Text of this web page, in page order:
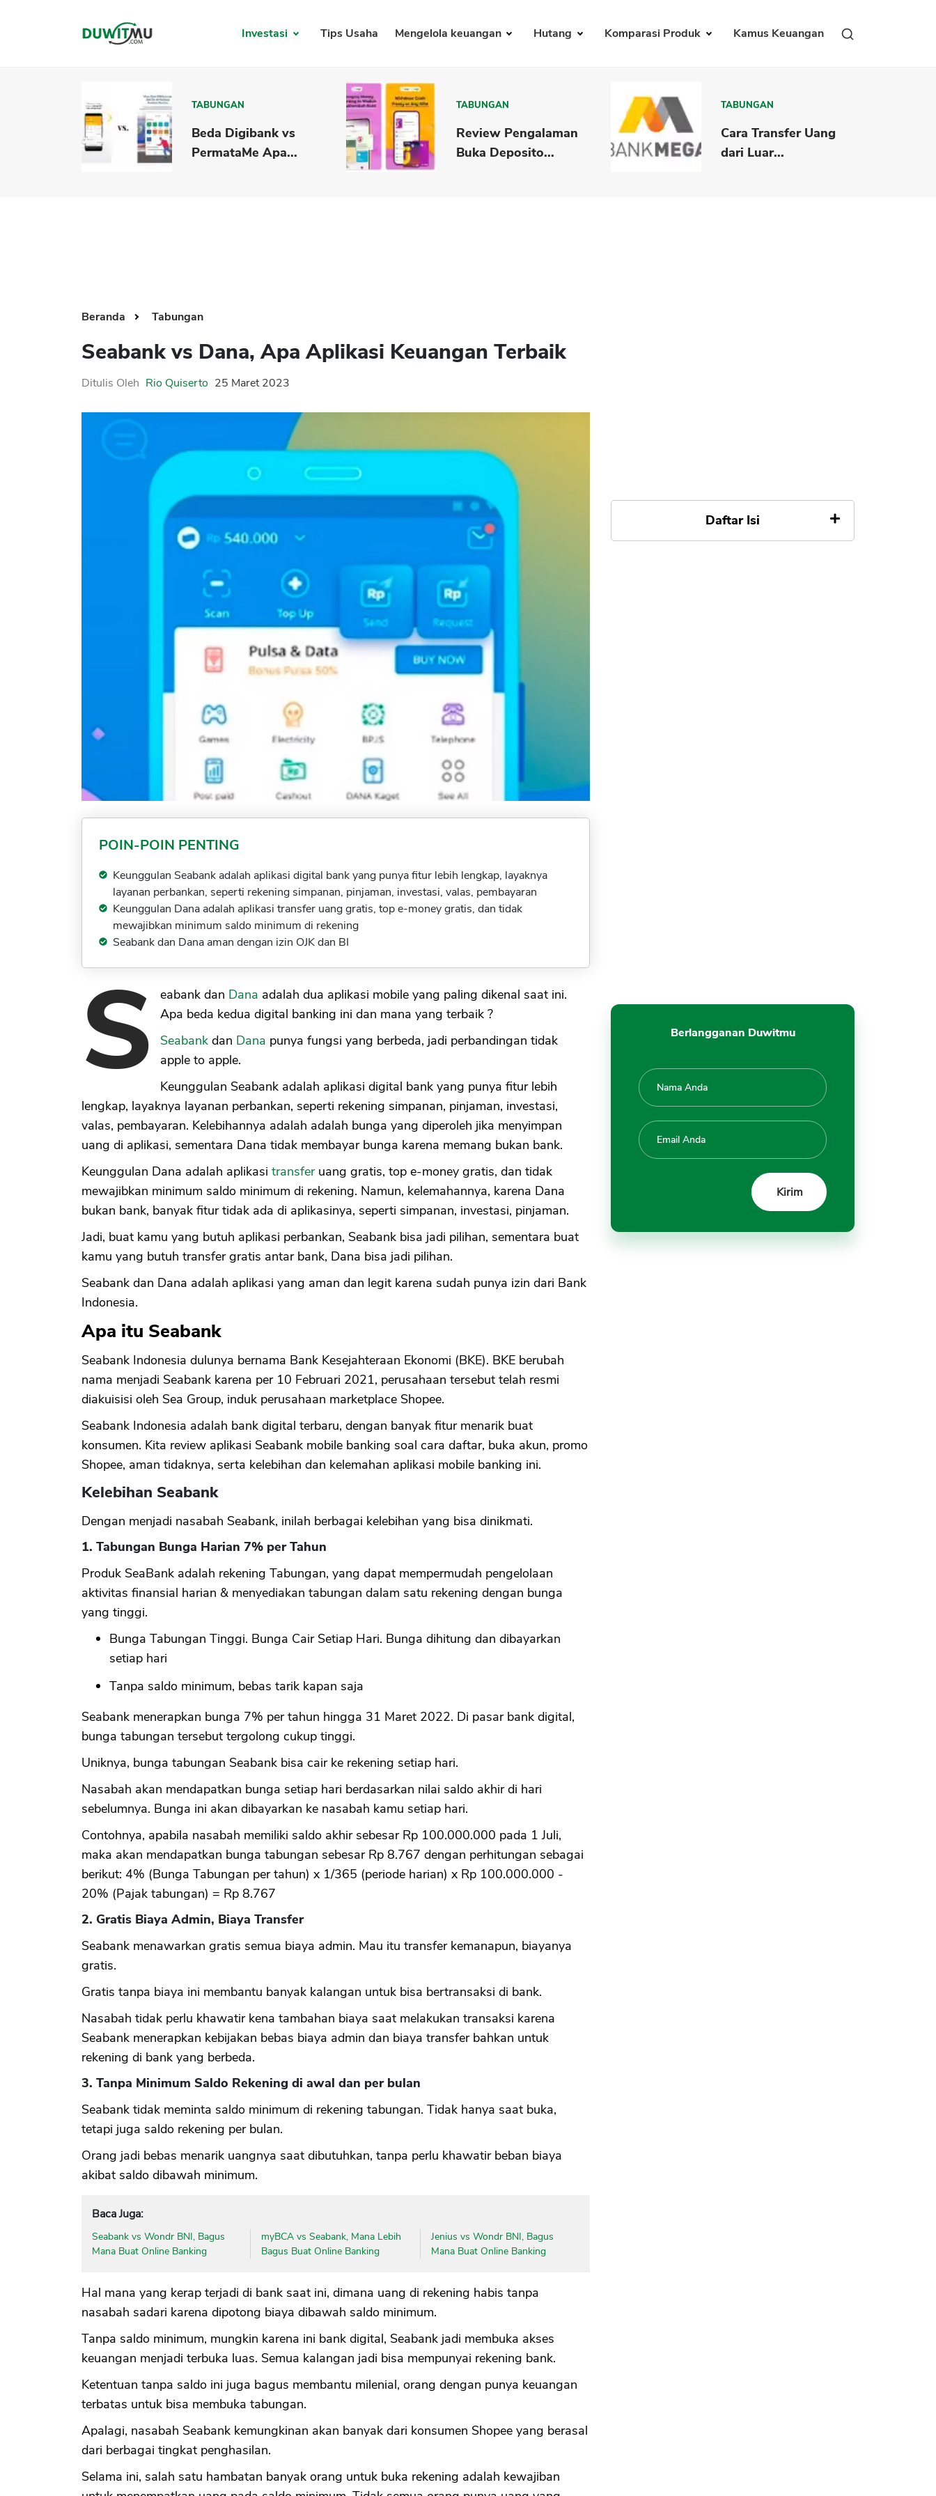
Investasi Tips Usaha Mengelola keuangan Hutang Komparasi Produk Kamus Keuangan
TABUNGAN
Beda Digibank vs
PermataMe Apa...
TABUNGAN
Review Pengalaman
Buka Deposito...
TABUNGAN
Cara Transfer Uang
dari Luar...
Beranda Tabungan
Seabank vs Dana, Apa Aplikasi Keuangan Terbaik
Ditulis Oleh Rio Quiserto 25 Maret 2023
POIN-POIN PENTING
Keunggulan Seabank adalah aplikasi digital bank yang punya fitur lebih lengkap, layaknya
layanan perbankan, seperti rekening simpanan, pinjaman, investasi, valas, pembayaran
Keunggulan Dana adalah aplikasi transfer uang gratis, top e-money gratis, dan tidak
mewajibkan minimum saldo minimum di rekening
Seabank dan Dana aman dengan izin OJK dan BI
S eabank dan Dana adalah dua aplikasi mobile yang paling dikenal saat ini.
Apa beda kedua digital banking ini dan mana yang terbaik ?
Seabank dan Dana punya fungsi yang berbeda, jadi perbandingan tidak
apple to apple.
Keunggulan Seabank adalah aplikasi digital bank yang punya fitur lebih
lengkap, layaknya layanan perbankan, seperti rekening simpanan, pinjaman, investasi,
valas, pembayaran. Kelebihannya adalah adalah bunga yang diperoleh jika menyimpan
uang di aplikasi, sementara Dana tidak membayar bunga karena memang bukan bank.
Keunggulan Dana adalah aplikasi transferuang gratis, top e-money gratis, dan tidak
mewajibkan minimum saldo minimum di rekening. Namun, kelemahannya, karena Dana
bukan bank, banyak fitur tidak ada di aplikasinya, seperti simpanan, investasi, pinjaman.
Jadi, buat kamu yang butuh aplikasi perbankan, Seabank bisa jadi pilihan, sementara buat
kamu yang butuh transfer gratis antar bank, Dana bisa jadi pilihan.
Seabank dan Dana adalah aplikasi yang aman dan legit karena sudah punya izin dari Bank
Indonesia.
Apa itu Seabank
Seabank Indonesia dulunya bernama Bank Kesejahteraan Ekonomi (BKE). BKE berubah
nama menjadi Seabank karena per 10 Februari 2021, perusahaan tersebut telah resmi
diakuisisi oleh Sea Group, induk perusahaan marketplace Shopee.
Seabank Indonesia adalah bank digital terbaru, dengan banyak fitur menarik buat
konsumen. Kita review aplikasi Seabank mobile banking soal cara daftar, buka akun, promo
Shopee, aman tidaknya, serta kelebihan dan kelemahan aplikasi mobile banking ini.
Kelebihan Seabank
Dengan menjadi nasabah Seabank, inilah berbagai kelebihan yang bisa dinikmati.
1. Tabungan Bunga Harian 7% per Tahun
Produk SeaBank adalah rekening Tabungan, yang dapat mempermudah pengelolaan
aktivitas finansial harian & menyediakan tabungan dalam satu rekening dengan bunga
yang tinggi.
Bunga Tabungan Tinggi. Bunga Cair Setiap Hari. Bunga dihitung dan dibayarkan
setiap hari
Tanpa saldo minimum, bebas tarik kapan saja
Seabank menerapkan bunga 7% per tahun hingga 31 Maret 2022. Di pasar bank digital,
bunga tabungan tersebut tergolong cukup tinggi.
Uniknya, bunga tabungan Seabank bisa cair ke rekening setiap hari.
Nasabah akan mendapatkan bunga setiap hari berdasarkan nilai saldo akhir di hari
sebelumnya. Bunga ini akan dibayarkan ke nasabah kamu setiap hari.
Contohnya, apabila nasabah memiliki saldo akhir sebesar Rp 100.000.000 pada 1 Juli,
maka akan mendapatkan bunga tabungan sebesar Rp 8.767 dengan perhitungan sebagai
berikut: 4% (Bunga Tabungan per tahun) x 1/365 (periode harian) x Rp 100.000.000 -
20% (Pajak tabungan) = Rp 8.767
2. Gratis Biaya Admin, Biaya Transfer
Seabank menawarkan gratis semua biaya admin. Mau itu transfer kemanapun, biayanya
gratis.
Gratis tanpa biaya ini membantu banyak kalangan untuk bisa bertransaksi di bank.
Nasabah tidak perlu khawatir kena tambahan biaya saat melakukan transaksi karena
Seabank menerapkan kebijakan bebas biaya admin dan biaya transfer bahkan untuk
rekening di bank yang berbeda.
3. Tanpa Minimum Saldo Rekening di awal dan per bulan
Seabank tidak meminta saldo minimum di rekening tabungan. Tidak hanya saat buka,
tetapi juga saldo rekening per bulan.
Orang jadi bebas menarik uangnya saat dibutuhkan, tanpa perlu khawatir beban biaya
akibat saldo dibawah minimum.
Baca Juga:
Seabank vs Wondr BNI, Bagus
Mana Buat Online Banking
myBCA vs Seabank, Mana Lebih
Bagus Buat Online Banking
Jenius vs Wondr BNI, Bagus
Mana Buat Online Banking
Hal mana yang kerap terjadi di bank saat ini, dimana uang di rekening habis tanpa
nasabah sadari karena dipotong biaya dibawah saldo minimum.
Tanpa saldo minimum, mungkin karena ini bank digital, Seabank jadi membuka akses
keuangan menjadi terbuka luas. Semua kalangan jadi bisa mempunyai rekening bank.
Ketentuan tanpa saldo ini juga bagus membantu milenial, orang dengan punya keuangan
terbatas untuk bisa membuka tabungan.
Apalagi, nasabah Seabank kemungkinan akan banyak dari konsumen Shopee yang berasal
dari berbagai tingkat penghasilan.
Selama ini, salah satu hambatan banyak orang untuk buka rekening adalah kewajiban
Daftar Isi
Berlangganan Duwitmu
OK
CANCEL